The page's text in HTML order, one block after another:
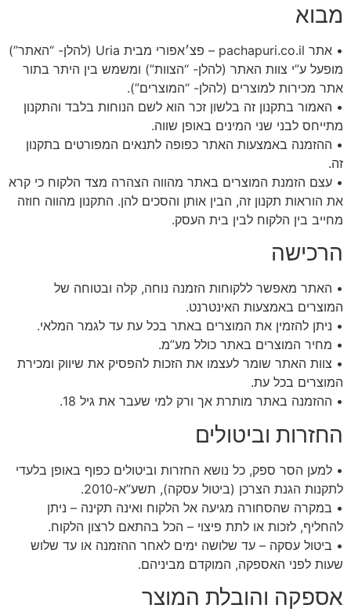
מבוא
• אתר pachapuri.co.il – פצ׳אפורי מבית Uria (להלן- “האתר”)
מופעל ע”י צוות האתר (להלן- “הצוות”) ומשמש בין היתר בתור
אתר מכירות למוצרים (להלן- “המוצרים”).
• האמור בתקנון זה בלשון זכר הוא לשם הנוחות בלבד והתקנון
מתייחס לבני שני המינים באופן שווה.
• ההזמנה באמצעות האתר כפופה לתנאים המפורטים בתקנון
זה.
• עצם הזמנת המוצרים באתר מהווה הצהרה מצד הלקוח כי קרא
את הוראות תקנון זה, הבין אותן והסכים להן. התקנון מהווה חוזה
מחייב בין הלקוח לבין בית העסק.
הרכישה
• האתר מאפשר ללקוחות הזמנה נוחה, קלה ובטוחה של
המוצרים באמצעות האינטרנט.
• ניתן להזמין את המוצרים באתר בכל עת עד לגמר המלאי.
• מחיר המוצרים באתר כולל מע”מ.
• צוות האתר שומר לעצמו את הזכות להפסיק את שיווק ומכירת
המוצרים בכל עת.
• ההזמנה באתר מותרת אך ורק למי שעבר את גיל 18.
החזרות וביטולים
• למען הסר ספק, כל נושא החזרות וביטולים כפוף באופן בלעדי
לתקנות הגנת הצרכן (ביטול עסקה), תשע”א-2010.
• במקרה שהסחורה מגיעה אל הלקוח ואינה תקינה – ניתן
להחליף, לזכות או לתת פיצוי – הכל בהתאם לרצון הלקוח.
• ביטול עסקה – עד שלושה ימים לאחר ההזמנה או עד שלוש
שעות לפני האספקה, המוקדם מביניהם.
אספקה והובלת המוצר